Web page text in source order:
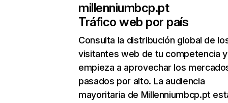
millenniumbcp.pt
Tráfico web por país
Consulta la distribución global de
visitantes web de tu competencia y
empieza a aprovechar los
pasados por alto. La audiencia
mayoritaria de Millenniumbcp.pt